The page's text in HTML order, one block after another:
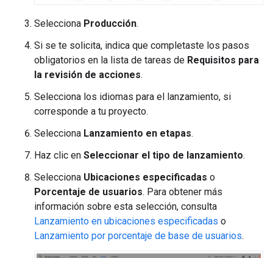
Selecciona Producción.
Si se te solicita, indica que completaste los pasos
obligatorios en la lista de tareas de Requisitos para
la revisión de acciones.
Selecciona los idiomas para el lanzamiento, si
corresponde a tu proyecto.
Selecciona Lanzamiento en etapas.
Haz clic en Seleccionar el tipo de lanzamiento.
Selecciona Ubicaciones especificadas o
Porcentaje de usuarios. Para obtener más
información sobre esta selección, consulta
Lanzamiento en ubicaciones especificadas o
Lanzamiento por porcentaje de base de usuarios.